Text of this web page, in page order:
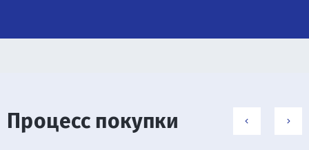
Процесс покупки